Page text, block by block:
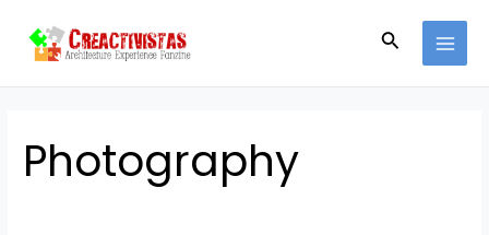
contenido
Buscar
Photography
por: